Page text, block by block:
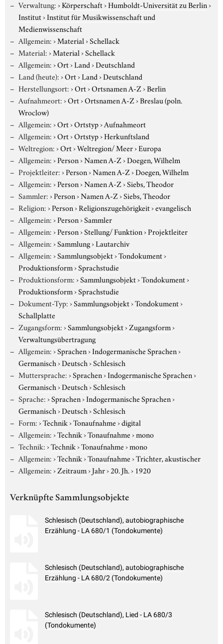
Verwaltung:›Körperschaft›Humboldt-Universität zu Berlin›
Institut›Institut für Musikwissenschaft und
Medienwissenschaft
Allgemein:›Material›Schellack
Material:›Material›Schellack
Allgemein:›Ort›Land›Deutschland
Land (heute):›Ort›Land›Deutschland
Herstellungsort:›Ort›Ortsnamen A-Z›Berlin
Aufnahmeort:›Ort›Ortsnamen A-Z›Breslau (poln.
Wroclow)
Allgemein:›Ort›Ortstyp›Aufnahmeort
Allgemein:›Ort›Ortstyp›Herkunftsland
Weltregion:›Ort›Weltregion/ Meer›Europa
Allgemein:›Person›Namen A-Z›Doegen, Wilhelm
Projektleiter:›Person›Namen A-Z›Doegen, Wilhelm
Allgemein:›Person›Namen A-Z›Siebs, Theodor
Sammler:›Person›Namen A-Z›Siebs, Theodor
Religion:›Person›Religionszugehörigkeit›evangelisch
Allgemein:›Person›Sammler
Allgemein:›Person›Stellung/ Funktion›Projektleiter
Allgemein:›Sammlung›Lautarchiv
Allgemein:›Sammlungsobjekt›Tondokument›
Produktionsform›Sprachstudie
Produktionsform:›Sammlungsobjekt›Tondokument›
Produktionsform›Sprachstudie
Dokument-Typ:›Sammlungsobjekt›Tondokument›
Schallplatte
Zugangsform:›Sammlungsobjekt›Zugangsform›
Verwaltungsübertragung
Allgemein:›Sprachen›Indogermanische Sprachen›
Germanisch›Deutsch›Schlesisch
Muttersprache:›Sprachen›Indogermanische Sprachen›
Germanisch›Deutsch›Schlesisch
Sprache:›Sprachen›Indogermanische Sprachen›
Germanisch›Deutsch›Schlesisch
Form:›Technik›Tonaufnahme›digital
Allgemein:›Technik›Tonaufnahme›mono
Technik:›Technik›Tonaufnahme›mono
Allgemein:›Technik›Tonaufnahme›Trichter, akustischer
Allgemein:›Zeitraum›Jahr›20. Jh.› 1920
Verknüpfte Sammlungsobjekte
Schlesisch (Deutschland), autobiographische
Erzählung - LA 680/1 (Tondokumente)
Schlesisch (Deutschland), autobiographische
Erzählung - LA 680/2 (Tondokumente)
Schlesisch (Deutschland), Lied - LA 680/3
(Tondokumente)